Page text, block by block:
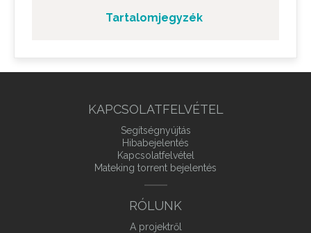
Tartalomjegyzék
KAPCSOLATFELVÉTEL
Segítségnyújtás
Hibabejelentés
Kapcsolatfelvétel
Mateking torrent bejelentés
RÓLUNK
A projektről